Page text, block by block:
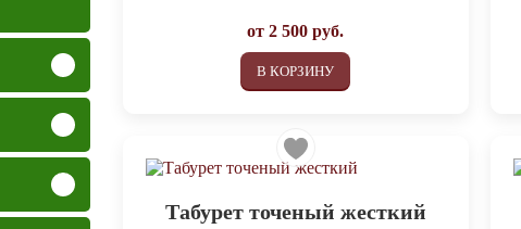
от2 500 руб.
В КОРЗИНУ
Табурет точеный жесткий